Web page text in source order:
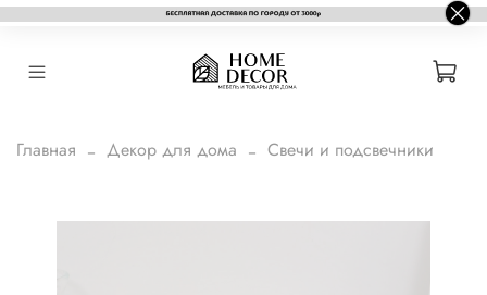
Главная Декор для дома Свечи и подсвечники